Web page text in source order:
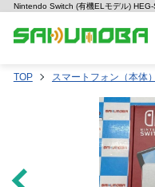
Nintendo Switch (有機ELモデル)
TOP スマートフォン（本体）